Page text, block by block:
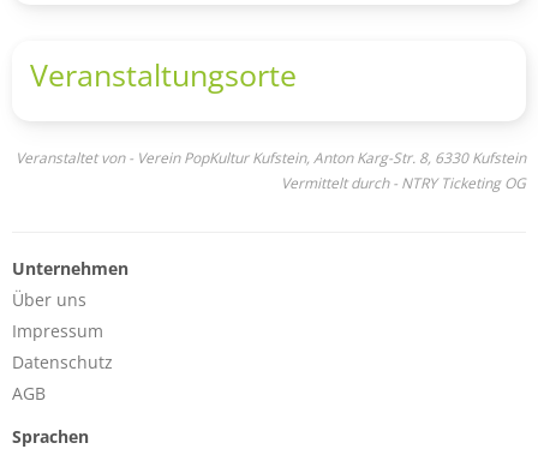
Veranstaltungsorte
Veranstaltet von - Verein PopKultur Kufstein, Anton Karg-Str. 8, 6330 Kufstein
Vermittelt durch - NTRY Ticketing OG
Unternehmen
Über uns
Impressum
Datenschutz
AGB
Sprachen